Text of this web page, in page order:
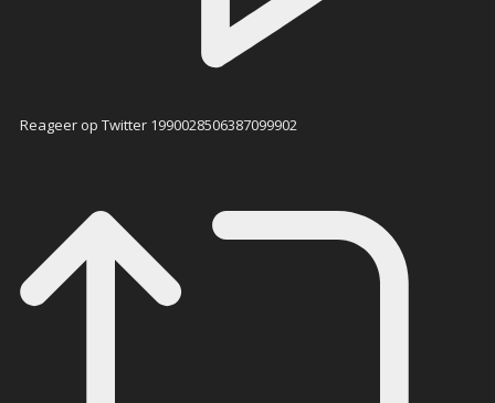
Reageer op Twitter 1990028506387099902